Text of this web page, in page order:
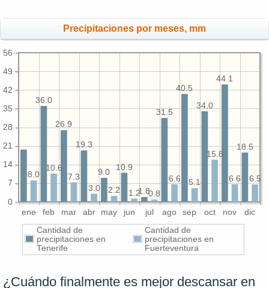
Precipitaciones por meses, mm
ene feb mar abr may jun jul ago sep oct nov dic
0
7
14
21
28
35
42
49
56
18.5
44.1
34.0
40.5
31.5
1.8
10.9
9.0
19.3
26.9
36.0
6.5
6.6
15.8
5.1
6.6
0.8
1.2
2.2
3.0
7.3
10.6
8.0
Cantidad de
precipitaciones en
Tenerife
Cantidad de
precipitaciones en
Fuerteventura
¿Cuándo finalmente es mejor descansar en